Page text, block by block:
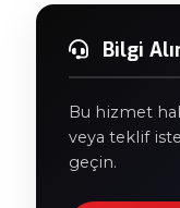
Bilgi
Bu hizmet
veya teklif
geçin.